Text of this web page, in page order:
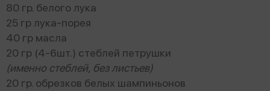
80 гр. белого лука
25 гр лука-порея
40 гр масла
20 гр (4-6шт.) стеблей петрушки
(именно стеблей, без листьев)
20 гр. обрезков белых шампиньонов